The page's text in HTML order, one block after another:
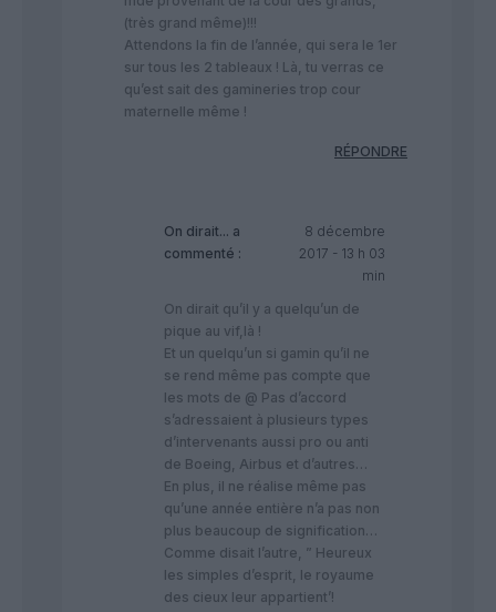
(très grand même)!!!
Attendons la fin de l’année, qui sera le 1er
sur tous les 2 tableaux ! Là, tu verras ce
qu’est sait des gamineries trop cour
maternelle même !
RÉPONDRE
On dirait... a
commenté :
8 décembre
2017 - 13 h 03
min
On dirait qu’il y a quelqu’un de
pique au vif,là !
Et un quelqu’un si gamin qu’il ne
se rend même pas compte que
les mots de @ Pas d’accord
s’adressaient à plusieurs types
d’intervenants aussi pro ou anti
de Boeing, Airbus et d’autres…
En plus, il ne réalise même pas
qu’une année entière n’a pas non
plus beaucoup de signification…
Comme disait l’autre, ” Heureux
les simples d’esprit, le royaume
des cieux leur appartient’!